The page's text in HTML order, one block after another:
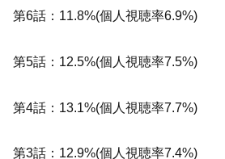
第6話：11.8%(個人視聴率6.9%)
第5話：12.5%(個人視聴率7.5%)
第4話：13.1%(個人視聴率7.7%)
第3話：12.9%(個人視聴率7.4%)